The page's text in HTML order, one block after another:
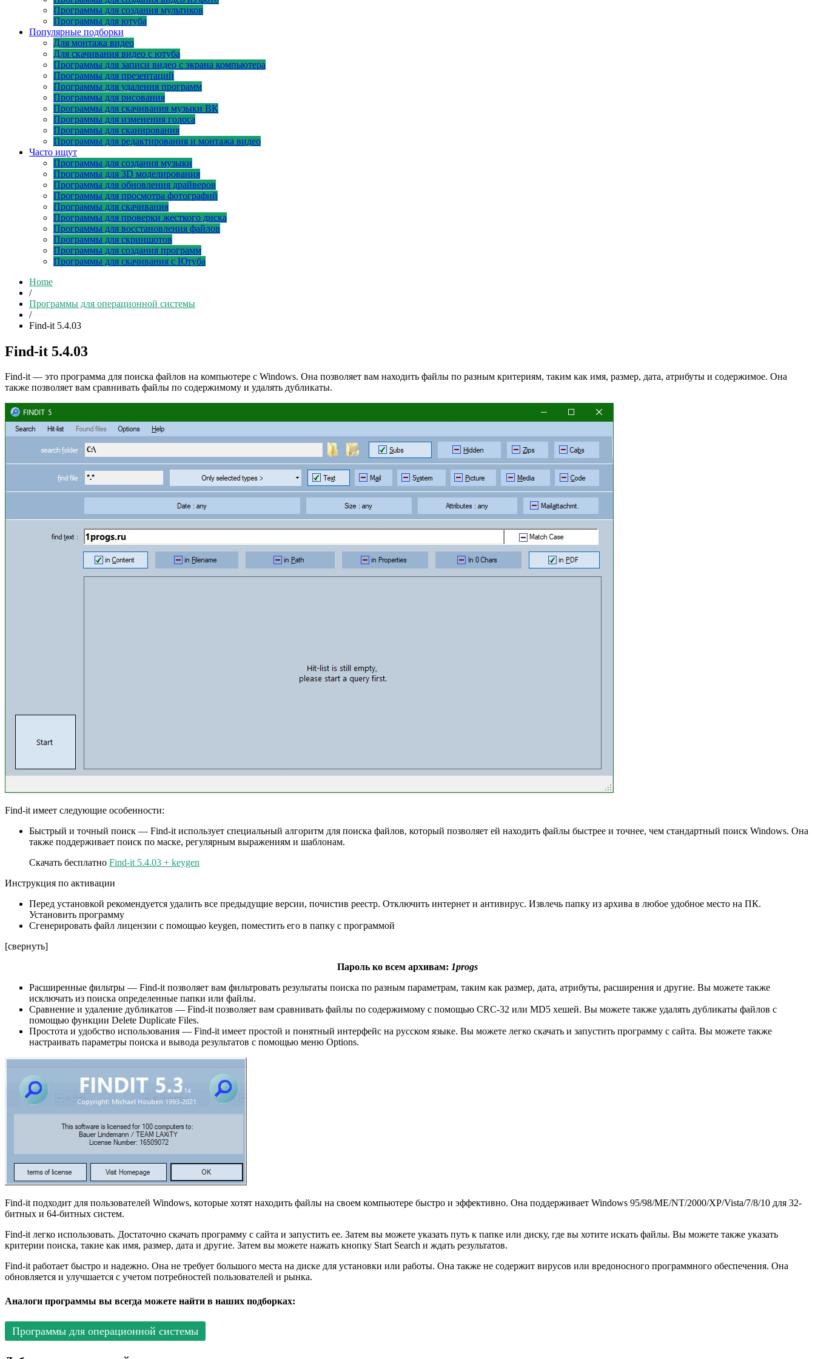
Программы для создания мультиков
Программы для ютуба
Популярные подборки
Для монтажа видео
Для скачивания видео с ютуба
Программы для записи видео с экрана компьютера
Программы для презентаций
Программы для удаления программ
Программы для рисования
Программы для скачивания музыки ВК
Программы для изменения голоса
Программы для сканирования
Программы для редактирования и монтажа видео
Часто ищут
Программы для создания музыки
Программы для 3D моделирования
Программы для обновления драйверов
Программы для просмотра фотографий
Программы для скачивания
Программы для проверки жесткого диска
Программы для восстановления файлов
Программы для скриншотов
Программы для создания программ
Программы для скачивания с Ютуба
Home
/
Программы для операционной системы
/
Find-it 5.4.03
Find-it 5.4.03
Find-it — это программа для поиска файлов на компьютере с Windows. Она позволяет вам находить файлы по разным критериям, таким как имя, размер, дата, атрибуты и содержимое. Она
также позволяет вам сравнивать файлы по содержимому и удалять дубликаты.
Find-it имеет следующие особенности:
Быстрый и точный поиск — Find-it использует специальный алгоритм для поиска файлов, который позволяет ей находить файлы быстрее и точнее, чем стандартный поиск Windows. Она
также поддерживает поиск по маске, регулярным выражениям и шаблонам.
Скачать бесплатно Find-it 5.4.03 + keygen
Инструкция по активации
Перед установкой рекомендуется удалить все предыдущие версии, почистив реестр. Отключить интернет и антивирус. Извлечь папку из архива в любое удобное место на ПК.
Установить программу
Сгенерировать файл лицензии с помощью keygen, поместить его в папку с программой
[свернуть]
Пароль ко всем архивам: 1progs
Расширенные фильтры — Find-it позволяет вам фильтровать результаты поиска по разным параметрам, таким как размер, дата, атрибуты, расширения и другие. Вы можете также
исключать из поиска определенные папки или файлы.
Сравнение и удаление дубликатов — Find-it позволяет вам сравнивать файлы по содержимому с помощью CRC-32 или MD5 хешей. Вы можете также удалять дубликаты файлов с
помощью функции Delete Duplicate Files.
Простота и удобство использования — Find-it имеет простой и понятный интерфейс на русском языке. Вы можете легко скачать и запустить программу с сайта. Вы можете также
настраивать параметры поиска и вывода результатов с помощью меню Options.
Find-it подходит для пользователей Windows, которые хотят находить файлы на своем компьютере быстро и эффективно. Она поддерживает Windows 95/98/ME/NT/2000/XP/Vista/7/8/10 для 32-
битных и 64-битных систем.
Find-it легко использовать. Достаточно скачать программу с сайта и запустить ее. Затем вы можете указать путь к папке или диску, где вы хотите искать файлы. Вы можете также указать
критерии поиска, такие как имя, размер, дата и другие. Затем вы можете нажать кнопку Start Search и ждать результатов.
Find-it работает быстро и надежно. Она не требует большого места на диске для установки или работы. Она также не содержит вирусов или вредоносного программного обеспечения. Она
обновляется и улучшается с учетом потребностей пользователей и рынка.
Аналоги программы вы всегда можете найти в наших подборках:
Программы для операционной системы